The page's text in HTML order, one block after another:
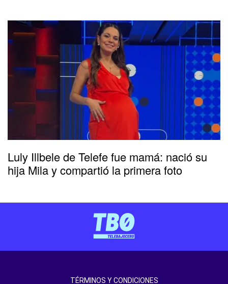
Luly Illbele de Telefe fue mamá: nació su
hija Mila y compartió la primera foto
TÉRMINOS Y CONDICIONES